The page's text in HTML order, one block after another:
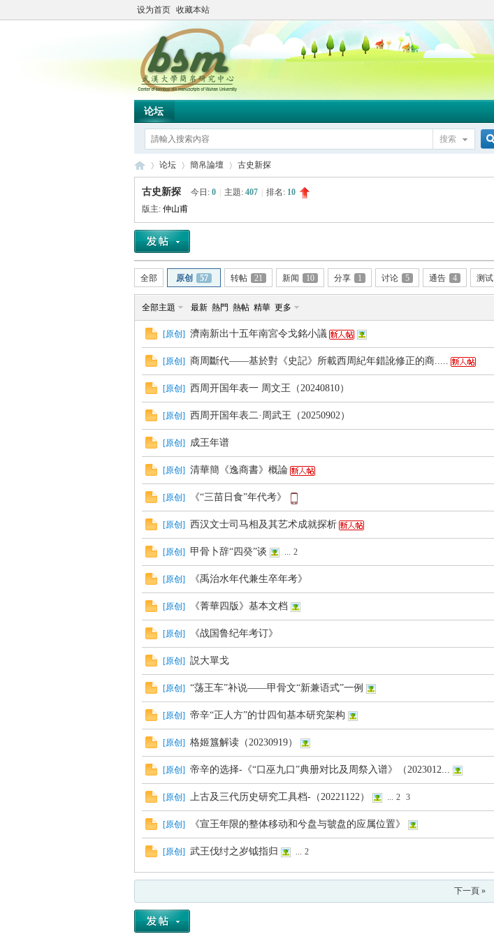
设为首页 收藏本站
论坛
搜索
简 »
论坛
›
簡帛論壇
›
古史新探
古史新探 今日: 0 主題: 407 排名: 10
版主: 仲山甫
全部 原创 57 转帖 21 新闻 10 分享 1 讨论 5 通告 4 测试
全部主題 最新 熱門 熱帖 精華 更多
[原创 ] 濟南新出十五年南宮令戈銘小議
[原创 ] 商周斷代——基於對《史記》所載西周紀年錯訛修正的商.....
[原创 ] 西周开国年表一 周文王（20240810）
[原创 ] 西周开国年表二·周武王（20250902）
[原创 ] 成王年谱
[原创 ] 清華簡《逸商書》概論
[原创 ] 《“三苗日食”年代考》
[原创 ] 西汉文士司马相及其艺术成就探析
[原创 ] 甲骨卜辞“四癸”谈 ... 2
[原创 ] 《禹治水年代兼生卒年考》
[原创 ] 《菁華四版》基本文档
[原创 ] 《战国鲁纪年考订》
[原创 ] 説大單戈
[原创 ] “荡王车”补说——甲骨文“新兼语式”一例
[原创 ] 帝辛“正人方”的廿四旬基本研究架构
[原创 ] 格姬簋解读（20230919）
[原创 ] 帝辛的选择-《“口巫九口”典册对比及周祭入谱》（2023012...
[原创 ] 上古及三代历史研究工具档-（20221122） ... 2 3
[原创 ] 《宣王年限的整体移动和兮盘与虢盘的应属位置》
[原创 ] 武王伐纣之岁钺指归 ... 2
下一頁 »